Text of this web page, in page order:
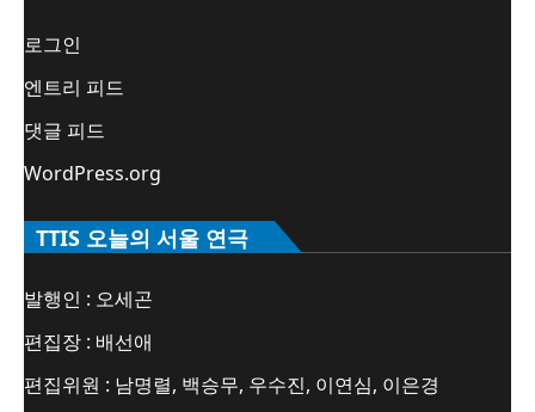
로그인
엔트리 피드
댓글 피드
WordPress.org
TTIS 오늘의 서울 연극
발행인 : 오세곤
편집장 : 배선애
편집위원 : 남명렬, 백승무, 우수진, 이연심, 이은경